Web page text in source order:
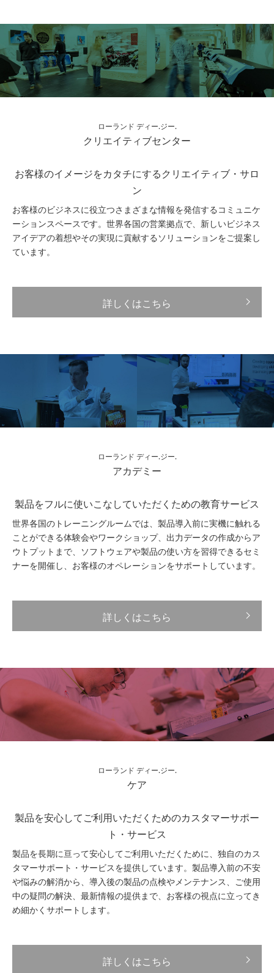
ローランド ディー.ジー.
クリエイティブセンター
お客様のイメージをカタチにするクリエイティブ・サロ
ン
お客様のビジネスに役立つさまざまな情報を発信するコミュニケ
ーションスペースです。世界各国の営業拠点で、新しいビジネス
アイデアの着想やその実現に貢献するソリューションをご提案し
ています。
詳しくはこちら
ローランド ディー.ジー.
アカデミー
製品をフルに使いこなしていただくための教育サービス
世界各国のトレーニングルームでは、製品導入前に実機に触れる
ことができる体験会やワークショップ、出力データの作成からア
ウトプットまで、ソフトウェアや製品の使い方を習得できるセミ
ナーを開催し、お客様のオペレーションをサポートしています。
詳しくはこちら
ローランド ディー.ジー.
ケア
製品を安心してご利用いただくためのカスタマーサポー
ト・サービス
製品を長期に亘って安心してご利用いただくために、独自のカス
タマーサポート・サービスを提供しています。製品導入前の不安
や悩みの解消から、導入後の製品の点検やメンテナンス、ご使用
中の疑問の解決、最新情報の提供まで、お客様の視点に立ってき
め細かくサポートします。
詳しくはこちら